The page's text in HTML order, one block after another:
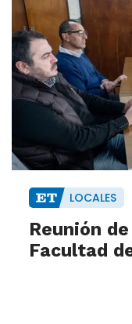
LOCALES
Reunión
Facultad